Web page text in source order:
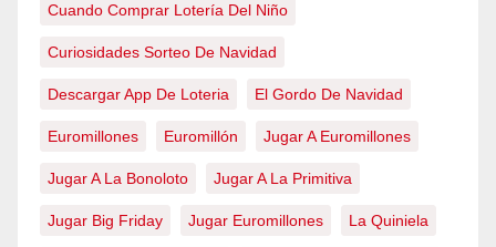
Cuando Comprar Lotería Del Niño
Curiosidades Sorteo De Navidad
Descargar App De Loteria El Gordo De Navidad
Euromillones Euromillón Jugar A Euromillones
Jugar A La Bonoloto Jugar A La Primitiva
Jugar Big Friday Jugar Euromillones La Quiniela